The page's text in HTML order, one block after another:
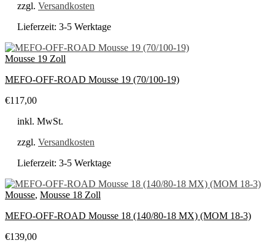
zzgl. Versandkosten
Lieferzeit: 3-5 Werktage
Mousse 19 Zoll
MEFO-OFF-ROAD Mousse 19 (70/100-19)
€117,00
inkl. MwSt.
zzgl. Versandkosten
Lieferzeit: 3-5 Werktage
Mousse, Mousse 18 Zoll
MEFO-OFF-ROAD Mousse 18 (140/80-18 MX) (MOM 18-3)
€139,00